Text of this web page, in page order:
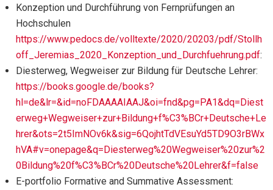
Konzeption und Durchführung von Fernprüfungen an
Hochschulen
https://www.pedocs.de/volltexte/2020/20203/pdf/Stollh
off_Jeremias_2020_Konzeption_und_Durchfuehrung.pdf:
Diesterweg, Wegweiser zur Bildung für Deutsche Lehrer:
https://books.google.de/books?
hl=de&lr=&id=noFDAAAAIAAJ&oi=fnd&pg=PA1&dq=Diest
erweg+Wegweiser+zur+Bildung+f%C3%BCr+Deutsche+Le
hrer&ots=2t5ImNOv6k&sig=6QojhtTdVEsuYd5TD9O3rBWx
hVA#v=onepage&q=Diesterweg%20Wegweiser%20zur%2
0Bildung%20f%C3%BCr%20Deutsche%20Lehrer&f=false
E-portfolio Formative and Summative Assessment: